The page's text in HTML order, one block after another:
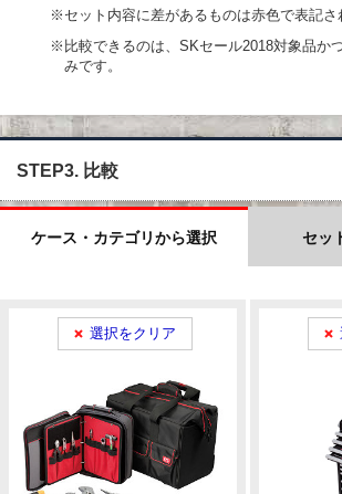
※セット内容に差があるものは赤色で表記さ
※比較できるのは、SKセール2018対象品か
みです。
STEP3. 比較
ケース・カテゴリから選択 セッ
選択をクリア